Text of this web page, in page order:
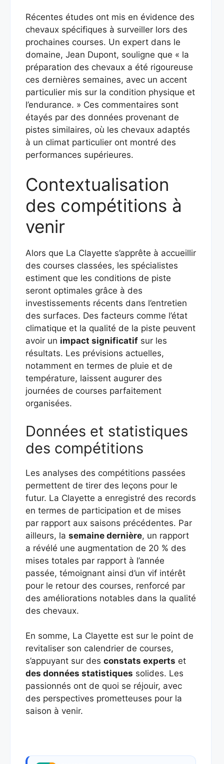
Récentes études ont mis en évidence des
chevaux spécifiques à surveiller lors des
prochaines courses. Un expert dans le
domaine, Jean Dupont, souligne que « la
préparation des chevaux a été rigoureuse
ces dernières semaines, avec un accent
particulier mis sur la condition physique et
l’endurance. » Ces commentaires sont
étayés par des données provenant de
pistes similaires, où les chevaux adaptés
à un climat particulier ont montré des
performances supérieures.
Contextualisation
des compétitions à
venir
Alors que La Clayette s’apprête à accueillir
des courses classées, les spécialistes
estiment que les conditions de piste
seront optimales grâce à des
investissements récents dans l’entretien
des surfaces. Des facteurs comme l’état
climatique et la qualité de la piste peuvent
avoir un impact significatif sur les
résultats. Les prévisions actuelles,
notamment en termes de pluie et de
température, laissent augurer des
journées de courses parfaitement
organisées.
Données et statistiques
des compétitions
Les analyses des compétitions passées
permettent de tirer des leçons pour le
futur. La Clayette a enregistré des records
en termes de participation et de mises
par rapport aux saisons précédentes. Par
ailleurs, la semaine dernière, un rapport
a révélé une augmentation de 20 % des
mises totales par rapport à l’année
passée, témoignant ainsi d’un vif intérêt
pour le retour des courses, renforcé par
des améliorations notables dans la qualité
des chevaux.
En somme, La Clayette est sur le point de
revitaliser son calendrier de courses,
s’appuyant sur des constats experts et
des données statistiques solides. Les
passionnés ont de quoi se réjouir, avec
des perspectives prometteuses pour la
saison à venir.